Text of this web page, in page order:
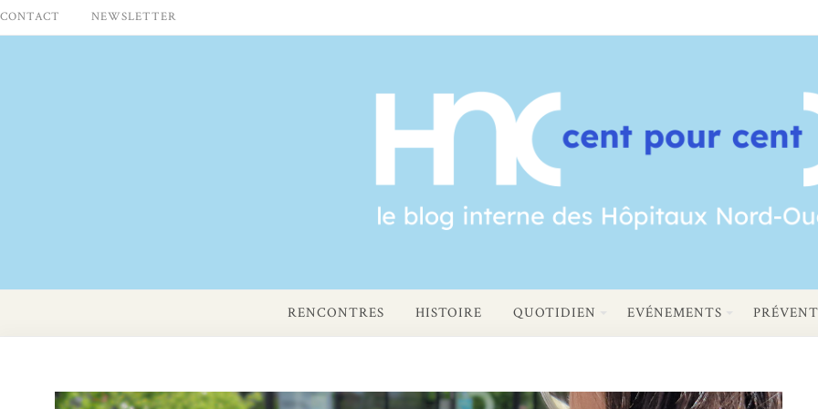
Skip
to
CONTACT NEWSLETTER
RENCONTRES HISTOIRE QUOTIDIEN EVÉNEMENTS